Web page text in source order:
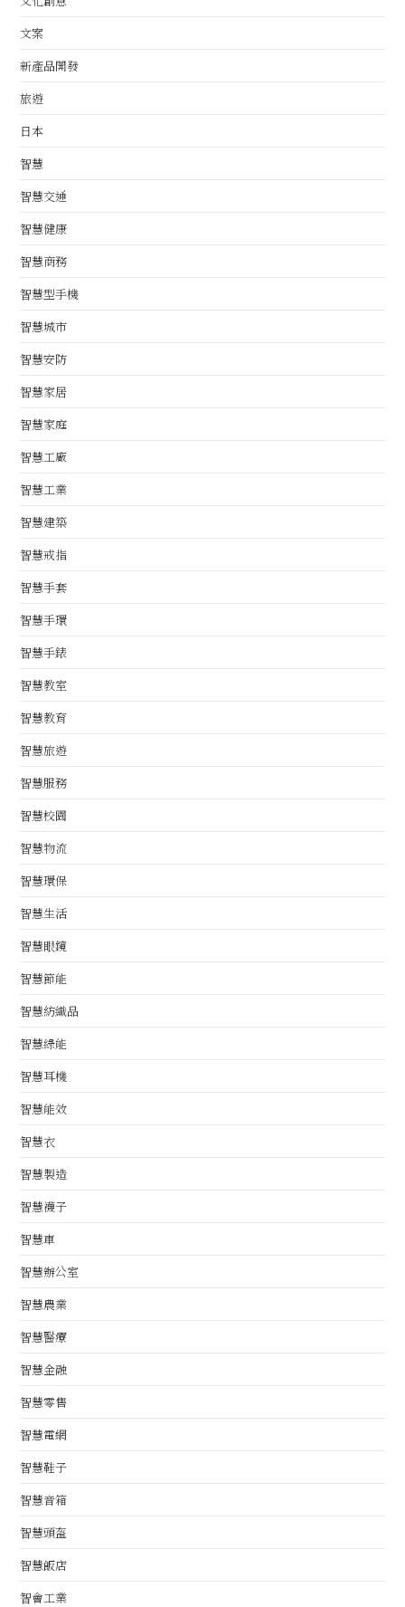
文案
新產品開發
旅遊
日本
智慧
智慧交通
智慧健康
智慧商務
智慧型手機
智慧城市
智慧安防
智慧家居
智慧家庭
智慧工廠
智慧工業
智慧建築
智慧戒指
智慧手套
智慧手環
智慧手錶
智慧教室
智慧教育
智慧旅遊
智慧服務
智慧校園
智慧物流
智慧環保
智慧生活
智慧眼鏡
智慧節能
智慧紡織品
智慧綠能
智慧耳機
智慧能效
智慧衣
智慧製造
智慧襪子
智慧車
智慧辦公室
智慧農業
智慧醫療
智慧金融
智慧零售
智慧電網
智慧鞋子
智慧音箱
智慧頭盔
智慧飯店
智會工業